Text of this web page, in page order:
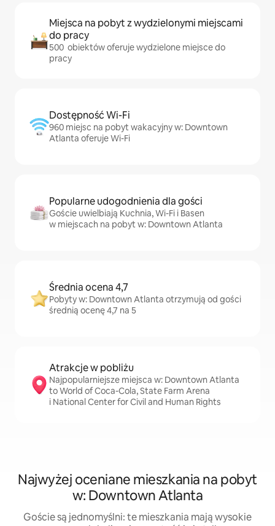
Miejsca na pobyt z wydzielonymi miejscami
do pracy
500 obiektów oferuje wydzielone miejsce do
pracy
Dostępność Wi-Fi
960 miejsc na pobyt wakacyjny w: Downtown
Atlanta oferuje Wi-Fi
Popularne udogodnienia dla gości
Goście uwielbiają Kuchnia, Wi-Fi i Basen
w miejscach na pobyt w: Downtown Atlanta
Średnia ocena 4,7
Pobyty w: Downtown Atlanta otrzymują od gości
średnią ocenę 4,7 na 5
Atrakcje w pobliżu
Najpopularniejsze miejsca w: Downtown Atlanta
to World of Coca-Cola, State Farm Arena
i National Center for Civil and Human Rights
Najwyżej oceniane mieszkania na pobyt
w: Downtown Atlanta
Goście są jednomyślni: te mieszkania mają wysokie